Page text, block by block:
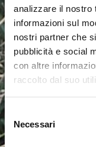
analizzare il nostro
informazioni sul
nostri partner che
pubblicità e social
con altre
raccolto dal suo
del
consenso
Necessari
Seems like